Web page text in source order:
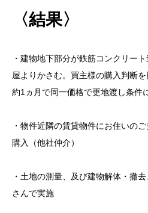
〈結果〉
・建物地下部分が鉄筋コンクリー
屋よりかさむ。買主様の購入判断
約1ヵ月で同一価格で更地渡し条件
・物件近隣の賃貸物件にお住いの
購入（他社仲介）
・土地の測量、及び建物解体・撤
さんで実施